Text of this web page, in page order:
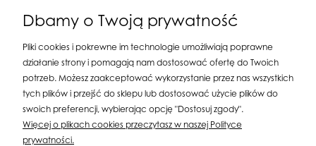
Silit Group Maciej Suska
| ul. Astronomów 16, 80-299 Gdańsk, woj. pomorskie
sklepsusetti@gmail.com
Tel.: 508-107-233 | NIP: 5841956567 REGON:
Dbamy o Twoją prywatność
Pliki cookies i pokrewne im technologie umożliwiają poprawne
działanie strony i pomagają nam dostosować ofertę do Twoich
potrzeb. Możesz zaakceptować wykorzystanie przez nas wszystkich
tych plików i przejść do sklepu lub dostosować użycie plików do
swoich preferencji, wybierając opcję "Dostosuj zgody".
Więcej o plikach cookies przeczytasz w naszej Polityce
prywatności.